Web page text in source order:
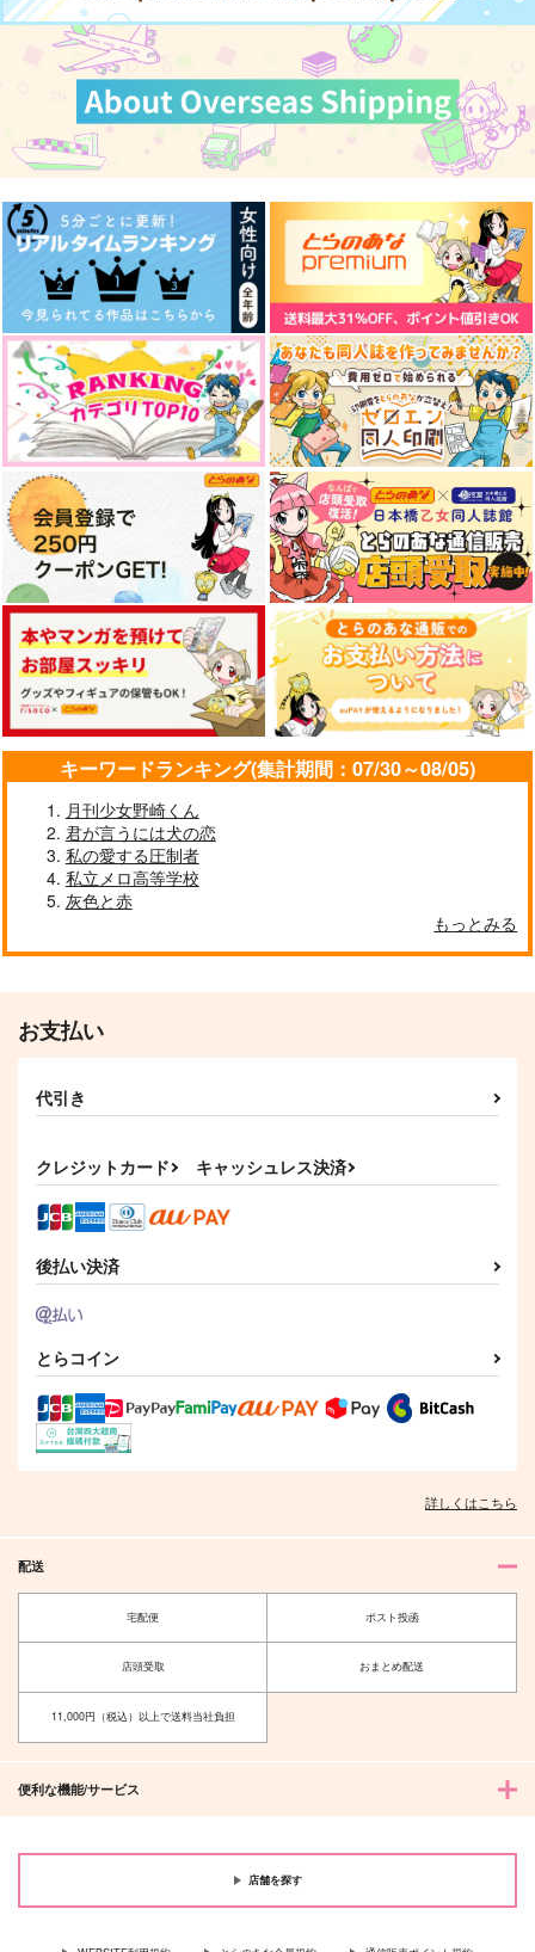
キーワードランキング(集計期間：07/30～08/05)
月刊少女野崎くん
君が言うには犬の恋
私の愛する圧制者
私立メロ高等学校
灰色と赤
もっとみる
お支払い
代引き
クレジットカード キャッシュレス決済
後払い決済
とらコイン
詳しくはこちら
配送
宅配便 ポスト投函
店頭受取 おまとめ配送
11,000円（税込）以上で送料当社負担
便利な機能/サービス
店舗を探す